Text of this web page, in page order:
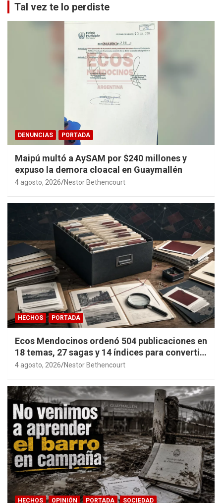
Tal vez te lo perdiste
DENUNCIAS PORTADA
Maipú multó a AySAM por $240 millones y
expuso la demora cloacal en Guaymallén
4 agosto, 2026 Nestor Bethencourt
HECHOS PORTADA
Ecos Mendocinos ordenó 504 publicaciones en
18 temas, 27 sagas y 14 índices para convertir
años de investigación en memoria pública
4 agosto, 2026 Nestor Bethencourt
HECHOS OPINIÓN PORTADA SOCIEDAD